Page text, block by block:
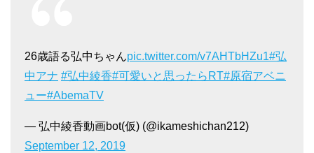
26歳語る弘中ちゃんpic.twitter.com/v7AHTbHZu1#弘
中アナ #弘中綾香#可愛いと思ったらRT#原宿アベニ
ュー#AbemaTV
— 弘中綾香動画bot(仮) (@ikameshichan212)
September 12, 2019